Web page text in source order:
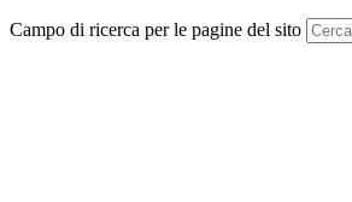
Campo di ricerca per le pagine del sito